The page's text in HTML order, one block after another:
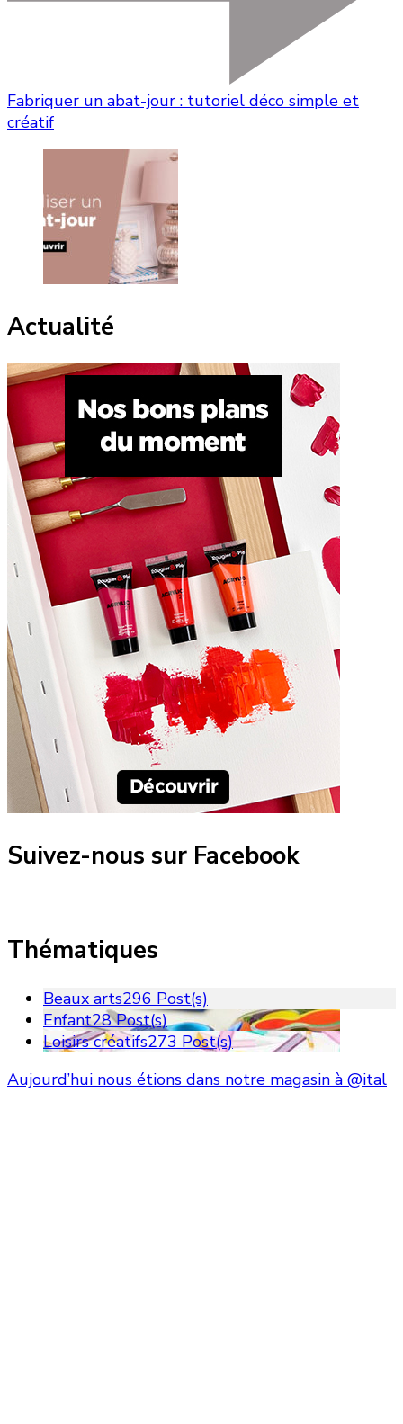
Fabriquer un abat-jour : tutoriel déco simple et
créatif
Actualité
Suivez-nous sur Facebook
Thématiques
Beaux arts296 Post(s)
Enfant28 Post(s)
Loisirs créatifs273 Post(s)
Aujourd’hui nous étions dans notre magasin à @ital